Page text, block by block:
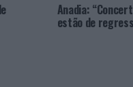
Anadia:
estão de